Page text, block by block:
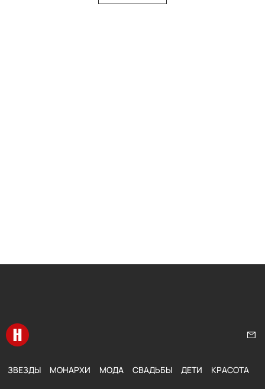
Перейти на главную
ЗВЕЗДЫ МОНАРХИ МОДА СВАДЬБЫ ДЕТИ КРАСОТА